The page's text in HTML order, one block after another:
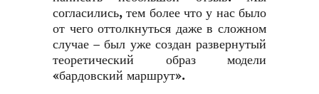
согласились, тем более что у нас было
от чего оттолкнуться даже в сложном
случае – был уже создан развернутый
теоретический образ модели
«бардовский маршрут».